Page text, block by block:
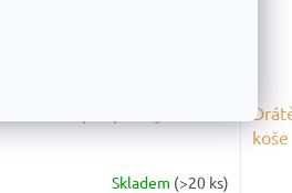
Skladem (>20 ks)
koše